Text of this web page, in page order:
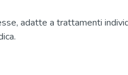
adatte a trattamenti